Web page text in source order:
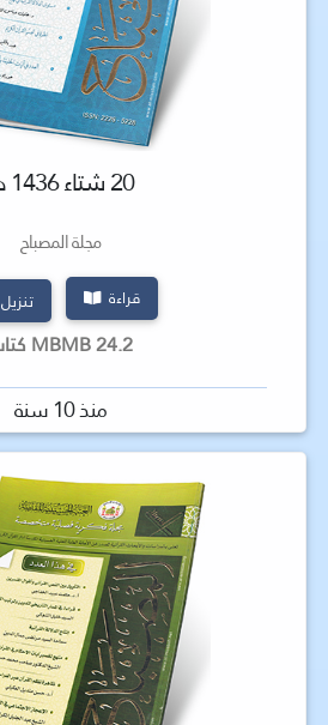
20 شتاء 1436 هـ
مجلة المصباح
قراءة تنزيل
24.2 MBMB كتاب
منذ 10 سنة